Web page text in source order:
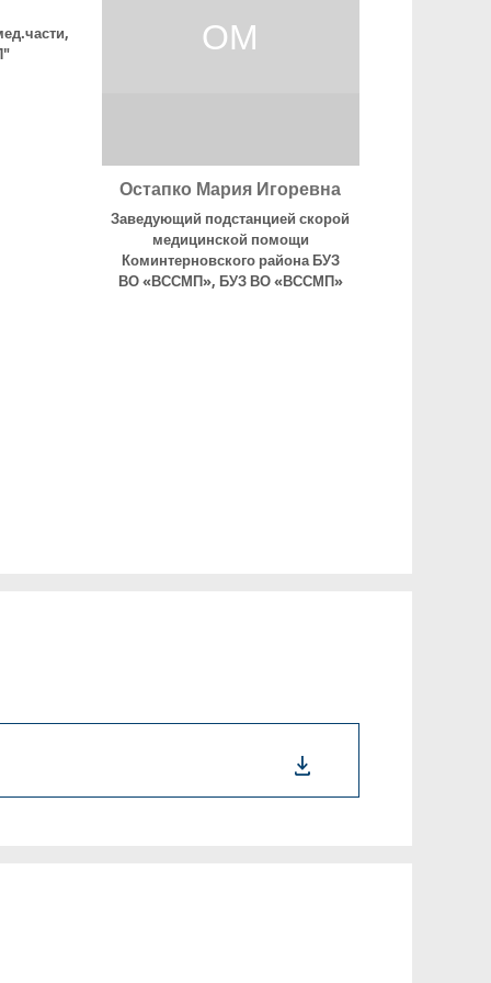
,
ОМ
Остапко Мария Игоревна
Заведующий подстанцией скорой
медицинской помощи
Коминтерновского района БУЗ
ВО «ВССМП», БУЗ ВО «ВССМП»